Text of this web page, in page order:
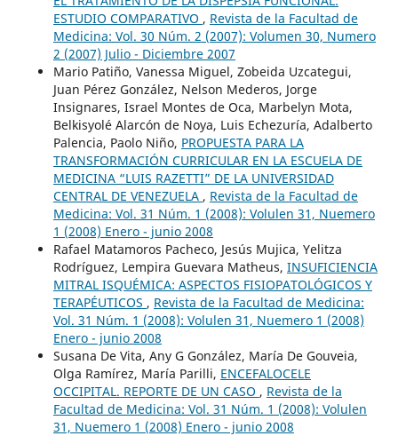
ESTUDIO COMPARATIVO , Revista de la Facultad de
Medicina: Vol. 30 Núm. 2 (2007): Volumen 30, Numero
2 (2007) Julio - Diciembre 2007
Mario Patiño, Vanessa Miguel, Zobeida Uzcategui,
Juan Pérez González, Nelson Mederos, Jorge
Insignares, Israel Montes de Oca, Marbelyn Mota,
Belkisyolé Alarcón de Noya, Luis Echezuría, Adalberto
Palencia, Paolo Niño, PROPUESTA PARA LA
TRANSFORMACIÓN CURRICULAR EN LA ESCUELA DE
MEDICINA “LUIS RAZETTI” DE LA UNIVERSIDAD
CENTRAL DE VENEZUELA , Revista de la Facultad de
Medicina: Vol. 31 Núm. 1 (2008): Volulen 31, Nuemero
1 (2008) Enero - junio 2008
Rafael Matamoros Pacheco, Jesús Mujica, Yelitza
Rodríguez, Lempira Guevara Matheus, INSUFICIENCIA
MITRAL ISQUÉMICA: ASPECTOS FISIOPATOLÓGICOS Y
TERAPÉUTICOS , Revista de la Facultad de Medicina:
Vol. 31 Núm. 1 (2008): Volulen 31, Nuemero 1 (2008)
Enero - junio 2008
Susana De Vita, Any G González, María De Gouveia,
Olga Ramírez, María Parilli, ENCEFALOCELE
OCCIPITAL. REPORTE DE UN CASO , Revista de la
Facultad de Medicina: Vol. 31 Núm. 1 (2008): Volulen
31, Nuemero 1 (2008) Enero - junio 2008